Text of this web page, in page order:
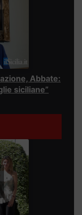
Abbate:
siciliane”